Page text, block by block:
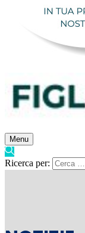
Menu
Ricerca per: